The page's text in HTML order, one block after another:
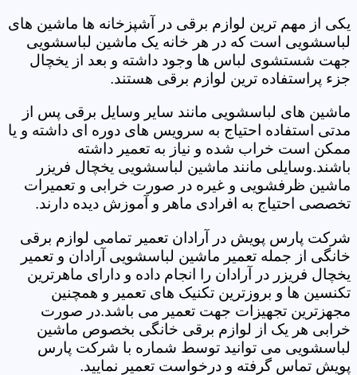
یکی از مهم ترین لوازم برقی در آشپزخانه ها ماشین های
لباسشویی است که در هر خانه یک ماشین لباسشویی
جهت شستشوی لباس ها وجود داشته و بعد از یخچال
جزء پراستفاده ترین لوازم برقی هستند.
ماشین های لباسشویی مانند سایر وسایل برقی پس از
مدتی استفاده احتیاج به سرویس های دوره ای داشته و یا
ممکن است خراب شده و نیاز به تعمیر داشته
باشند.وسایلی مانند ماشین لباسشویی یخچال فریزر
ماشین ظرفشویی و غیره در صورت خرابی و تعمیرات
تخصصی احتیاج به افرادی ماهر و آموزش دیده دارند.
شرکت پارس پویش در آرادان تعمیر تمامی لوازم برقی
خانگی از جمله تعمیر ماشین لباسشویی آرادان و تعمیر
یخچال فریزر در آرادان را انجام داده و دارای ماهرترین
تکنسین ها و بروزترین تکنیک های تعمیر و همچنین
مجهزترین تجهیزات جهت تعمیر می باشد.در صورت
خرابی هر یک از لوازم برقی خانگی بخصوص ماشین
لباسشویی می توانید توسط شماره با شرکت پارس
پویش تماس گرفته و درخواست تعمیر نمایید.